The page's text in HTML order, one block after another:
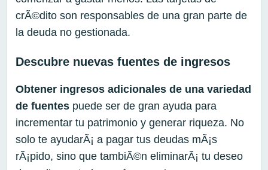
crÃ©dito son responsables de una gran parte de
la deuda no gestionada.
Descubre nuevas fuentes de ingresos
Obtener ingresos adicionales de una variedad
de fuentes puede ser de gran ayuda para
incrementar tu patrimonio y generar riqueza. No
solo te ayudarÃ¡ a pagar tus deudas mÃ¡s
rÃ¡pido, sino que tambiÃ©n eliminarÃ¡ tu deseo